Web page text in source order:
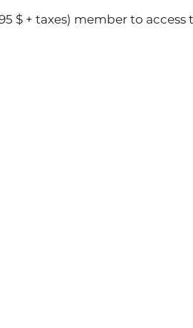
$ + taxes) member to